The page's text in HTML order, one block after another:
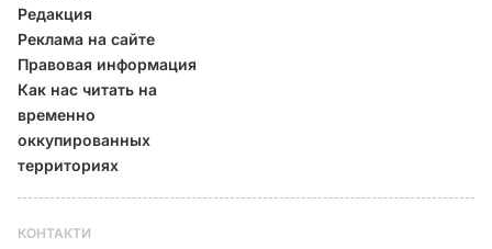
Редакция
Реклама на сайте
Правовая информация
Как нас читать на
временно
оккупированных
территориях
КОНТАКТИ